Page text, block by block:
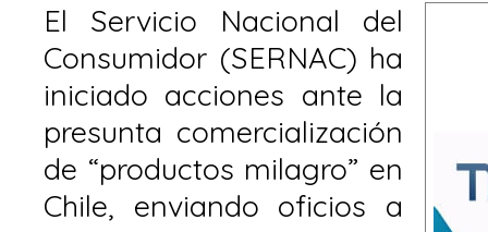
El Servicio Nacional del
Consumidor (SERNAC) ha
iniciado acciones ante la
presunta comercialización
de “productos milagro” en
Chile, enviando oficios a